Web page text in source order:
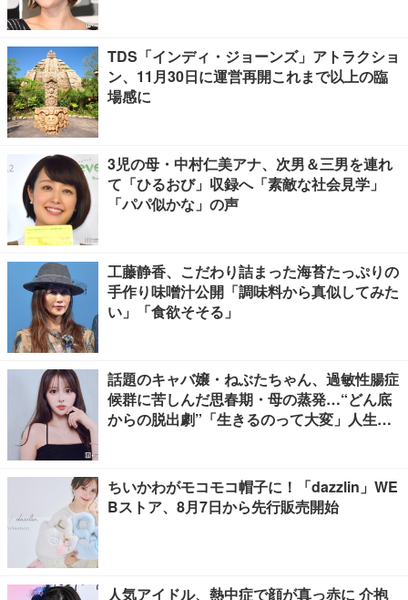
TDS「インディ・ジョーンズ」アトラクショ
ン、11月30日に運営再開これまで以上の臨
場感に
3児の母・中村仁美アナ、次男＆三男を連れ
て「ひるおび」収録へ「素敵な社会見学」
「パパ似かな」の声
工藤静香、こだわり詰まった海苔たっぷりの
手作り味噌汁公開「調味料から真似してみた
い」「食欲そそる」
話題のキャバ嬢・ねぶたちゃん、過敏性腸症
候群に苦しんだ思春期・母の蒸発…“どん底
からの脱出劇”「生きるのって大変」人生変
ちいかわがモコモコ帽子に！「dazzlin」WE
Bストア、8月7日から先行販売開始
人気アイドル、熱中症で顔が真っ赤に 介抱